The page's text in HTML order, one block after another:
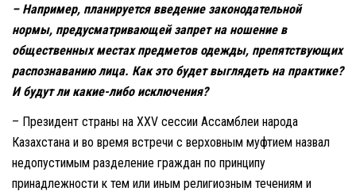
– Например, планируется введение законодательной
нормы, предусматривающей запрет на ношение в
общественных местах предметов одежды, препятствующих
распознаванию лица. Как это будет выглядеть на практике?
И будут ли какие-либо исключения?
– Президент страны на XXV сессии Ассамблеи народа
Казахстана и во время встречи с верховным муфтием назвал
недопустимым разделение граждан по принципу
принадлежности к тем или иным религиозным течениям и